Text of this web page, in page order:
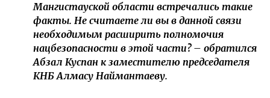
Мангистауской области встречались такие
факты. Не считаете ли вы в данной связи
необходимым расширить полномочия
нацбезопасности в этой части? – обратился
Абзал Куспан к заместителю председателя
КНБ Алмасу Наймантаеву.